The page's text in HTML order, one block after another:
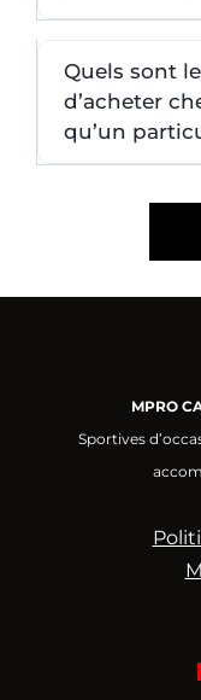
Quels sont
d’acheter
qu’un
MPRO
Sportives